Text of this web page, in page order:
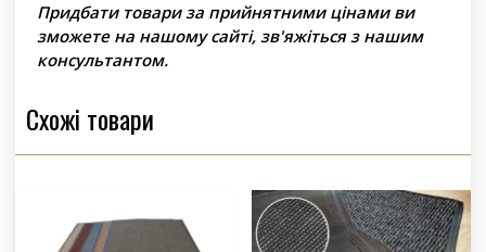
Придбати товари за прийнятними цінами ви
зможете на нашому сайті, зв'яжіться з нашим
консультантом.
Схожі товари